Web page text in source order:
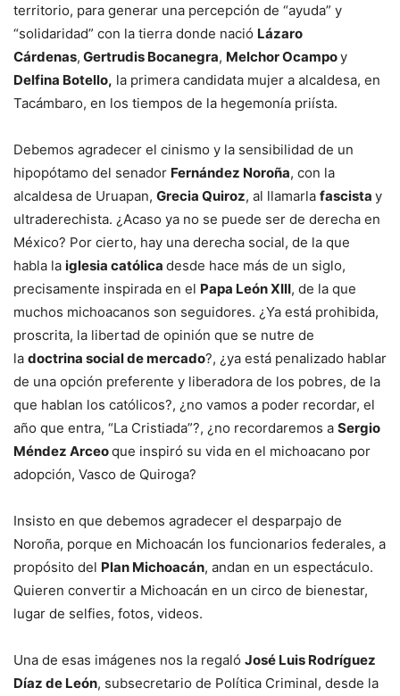
territorio, para generar una percepción de “ayuda” y
“solidaridad” con la tierra donde nació Lázaro
Cárdenas, Gertrudis Bocanegra, Melchor Ocampoy
Delfina Botello, la primera candidata mujer a alcaldesa, en
Tacámbaro, en los tiempos de la hegemonía priísta.
Debemos agradecer el cinismo y la sensibilidad de un
hipopótamo del senador Fernández Noroña, con la
alcaldesa de Uruapan, Grecia Quiroz, al llamarla fascista y
ultraderechista. ¿Acaso ya no se puede ser de derecha en
México? Por cierto, hay una derecha social, de la que
habla la iglesia católica desde hace más de un siglo,
precisamente inspirada en el Papa León XIII, de la que
muchos michoacanos son seguidores. ¿Ya está prohibida,
proscrita, la libertad de opinión que se nutre de
la doctrina social de mercado?, ¿ya está penalizado hablar
de una opción preferente y liberadora de los pobres, de la
que hablan los católicos?, ¿no vamos a poder recordar, el
año que entra, “La Cristiada”?, ¿no recordaremos a Sergio
Méndez Arceoque inspiró su vida en el michoacano por
adopción, Vasco de Quiroga?
Insisto en que debemos agradecer el desparpajo de
Noroña, porque en Michoacán los funcionarios federales, a
propósito del Plan Michoacán, andan en un espectáculo.
Quieren convertir a Michoacán en un circo de bienestar,
lugar de selfies, fotos, videos.
Una de esas imágenes nos la regaló José Luis Rodríguez
Díaz de León, subsecretario de Política Criminal, desde la